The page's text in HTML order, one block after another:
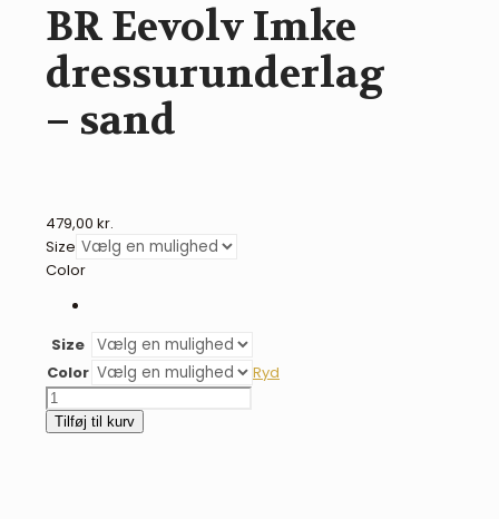
BR Eevolv Imke
dressurunderlag
– sand
479,00 kr.
Size
Color
Size
Color
Ryd
BR
Eevolv
Imke
Tilføj til kurv